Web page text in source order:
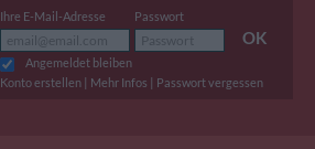
Ihre E-Mail-Adresse Passwort
OK
Angemeldet bleiben
Konto erstellen | Mehr Infos | Passwort vergessen